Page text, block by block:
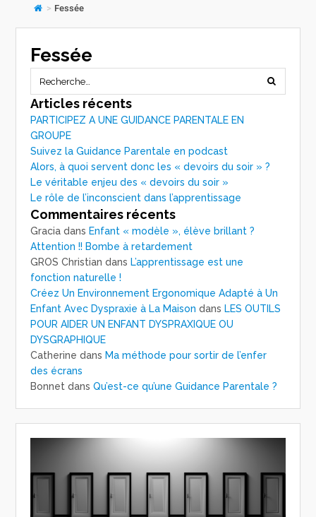
> Fessée
Fessée
Articles récents
PARTICIPEZ A UNE GUIDANCE PARENTALE EN
GROUPE
Suivez la Guidance Parentale en podcast
Alors, à quoi servent donc les « devoirs du soir » ?
Le véritable enjeu des « devoirs du soir »
Le rôle de l’inconscient dans l’apprentissage
Commentaires récents
Gracia dans Enfant « modèle », élève brillant ?
Attention !! Bombe à retardement
GROS Christian dans L’apprentissage est une
fonction naturelle !
Créez Un Environnement Ergonomique Adapté à Un
Enfant Avec Dyspraxie à La Maison dans LES OUTILS
POUR AIDER UN ENFANT DYSPRAXIQUE OU
DYSGRAPHIQUE
Catherine dans Ma méthode pour sortir de l’enfer
des écrans
Bonnet dansQu’est-ce qu’une Guidance Parentale ?